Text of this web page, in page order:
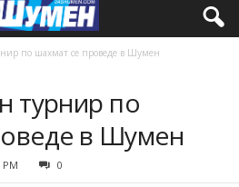
по шахмат се проведе в Шумен
турнир по
в Шумен
PM 0